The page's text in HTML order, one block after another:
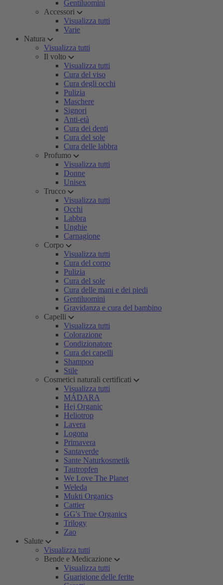
Gentiluomini
Accessori
Visualizza tutti
Varie
Natura
Visualizza tutti
Il volto
Visualizza tutti
Cura del viso
Cura degli occhi
Pulizia
Maschere
Signori
Anti-età
Cura dei denti
Cura del sole
Cura delle labbra
Profumo
Visualizza tutti
Donne
Unisex
Trucco
Visualizza tutti
Occhi
Labbra
Unghie
Carnagione
Corpo
Visualizza tutti
Cura del corpo
Pulizia
Cura del sole
Cura delle mani e dei piedi
Gentiluomini
Gravidanza e cura del bambino
Capelli
Visualizza tutti
Colorazione
Condizionatore
Cura dei capelli
Shampoo
Stile
Cosmetici naturali certificati
Visualizza tutti
MÁDARA
Hej Organic
Heliotrop
Lavera
Logona
Primavera
Santaverde
Sante Naturkosmetik
Tautropfen
We Love The Planet
Weleda
Mukti Organics
Cattier
GG's True Organics
Trilogy
Zao
Salute
Visualizza tutti
Bende e Medicazione
Visualizza tutti
Guarigione delle ferite